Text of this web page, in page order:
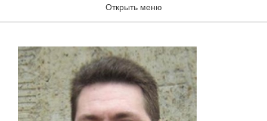
Открыть меню